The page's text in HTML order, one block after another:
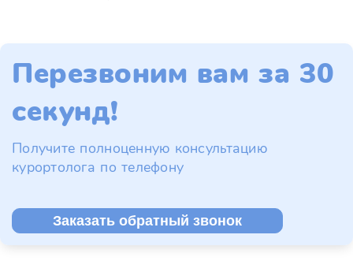
Перезвоним вам за 30
секунд!
Получите полноценную консультацию
курортолога по телефону
Заказать обратный звонок